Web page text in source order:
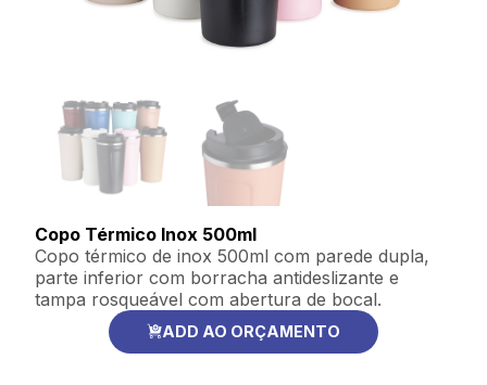
Copo Térmico Inox 500ml
Copo térmico de inox 500ml com parede dupla,
parte inferior com borracha antideslizante e
tampa rosqueável com abertura de bocal.
ADD AO ORÇAMENTO